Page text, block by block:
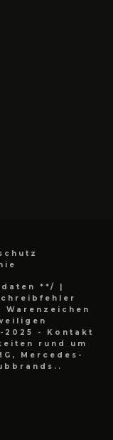
**/
|
- Kontakt
rund um
Mercedes-